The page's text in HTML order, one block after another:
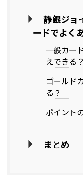
静銀ジョ
ードでよく
一般カー
えできる？
ゴールド
る？
ポイント
まとめ